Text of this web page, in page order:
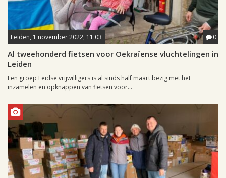
Leiden, 1 november 2022, 11:03 0
Al tweehonderd fietsen voor Oekraïense vluchtelingen in
Leiden
Een groep Leidse vrijwilligers is al sinds half maart bezig met het
inzamelen en opknappen van fietsen voor...